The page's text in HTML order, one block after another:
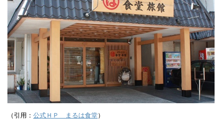
（引用： 公式ＨＰ まるは食堂）